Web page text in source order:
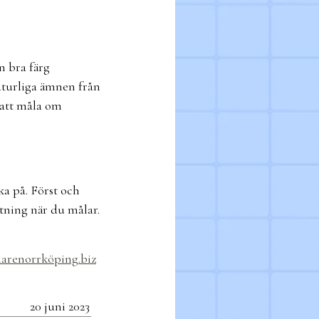
bra färg
ämnen från
måla om
på. Först och
när du målar.
20 juni 2023